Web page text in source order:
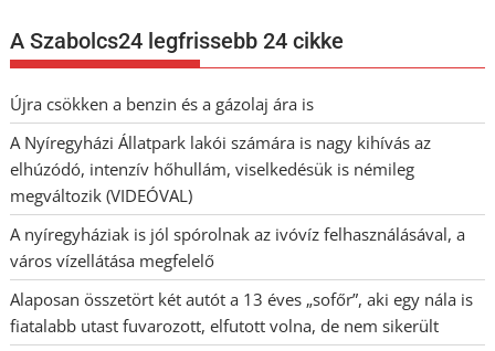
A Szabolcs24 legfrissebb 24 cikke
Újra csökken a benzin és a gázolaj ára is
A Nyíregyházi Állatpark lakói számára is nagy kihívás az
elhúzódó, intenzív hőhullám, viselkedésük is némileg
megváltozik (VIDEÓVAL)
A nyíregyháziak is jól spórolnak az ivóvíz felhasználásával, a
város vízellátása megfelelő
Alaposan összetört két autót a 13 éves „sofőr”, aki egy nála is
fiatalabb utast fuvarozott, elfutott volna, de nem sikerült